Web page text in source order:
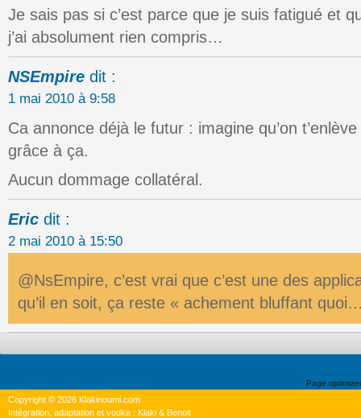
Je sais pas si c’est parce que je suis fatigué et
j’ai absolument rien compris…
NSEmpire dit :
1 mai 2010 à 9:58
Ca annonce déjà le futur : imagine qu’on
grâce à ça.
Aucun dommage collatéral.
Eric dit :
2 mai 2010 à 15:50
@NsEmpire, c’est vrai que c’est une des
qu’il en soit, ça reste « achement bluffant
Page
Copyright © 2026 Klakinoumi.com
Intégration, adaptation et vodka : Klaki & Benoit